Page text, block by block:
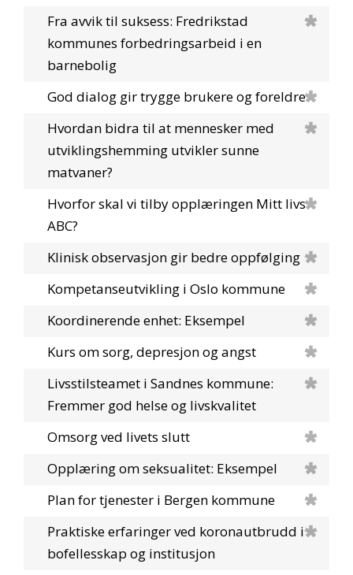
Fra avvik til suksess: Fredrikstad
kommunes forbedringsarbeid i en
barnebolig
God dialog gir trygge brukere og foreldre
Hvordan bidra til at mennesker med
utviklingshemming utvikler sunne
matvaner?
Hvorfor skal vi tilby opplæringen Mitt livs
ABC?
Klinisk observasjon gir bedre oppfølging
Kompetanseutvikling i Oslo kommune
Koordinerende enhet: Eksempel
Kurs om sorg, depresjon og angst
Livsstilsteamet i Sandnes kommune:
Fremmer god helse og livskvalitet
Omsorg ved livets slutt
Opplæring om seksualitet: Eksempel
Plan for tjenester i Bergen kommune
Praktiske erfaringer ved koronautbrudd i
bofellesskap og institusjon